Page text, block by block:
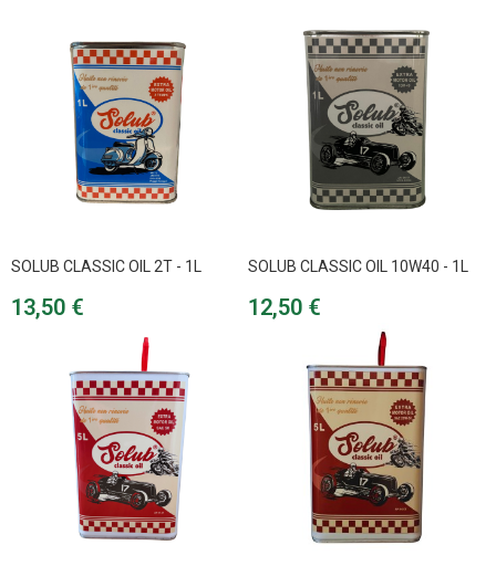
SOLUB CLASSIC OIL 2T - 1L
Prix
13,50 €
SOLUB CLASSIC OIL 10W40 - 1L
Prix
12,50 €